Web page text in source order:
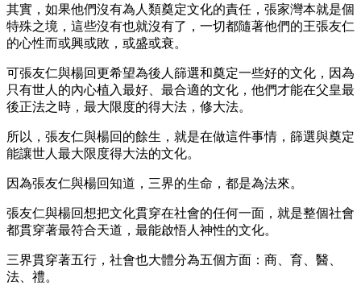
其實，如果他們沒有為人類奠定文化的責任，張家灣本就是個
特殊之境，這些沒有也就沒有了，一切都隨著他們的王張友仁
的心性而或興或敗，或盛或衰。
可張友仁與楊回更希望為後人篩選和奠定一些好的文化，因為
只有世人的內心植入最好、最合適的文化，他們才能在父皇最
後正法之時，最大限度的得大法，修大法。
所以，張友仁與楊回的餘生，就是在做這件事情，篩選與奠定
能讓世人最大限度得大法的文化。
因為張友仁與楊回知道，三界的生命，都是為法來。
張友仁與楊回想把文化貫穿在社會的任何一面，就是整個社會
都貫穿著最符合天道，最能啟悟人神性的文化。
三界貫穿著五行，社會也大體分為五個方面：商、育、醫、
法、禮。